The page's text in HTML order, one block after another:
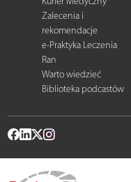
Zalecenia i
rekomendacje
e-Praktyka Leczenia
Ran
Warto wiedzieć
Biblioteka podcastów